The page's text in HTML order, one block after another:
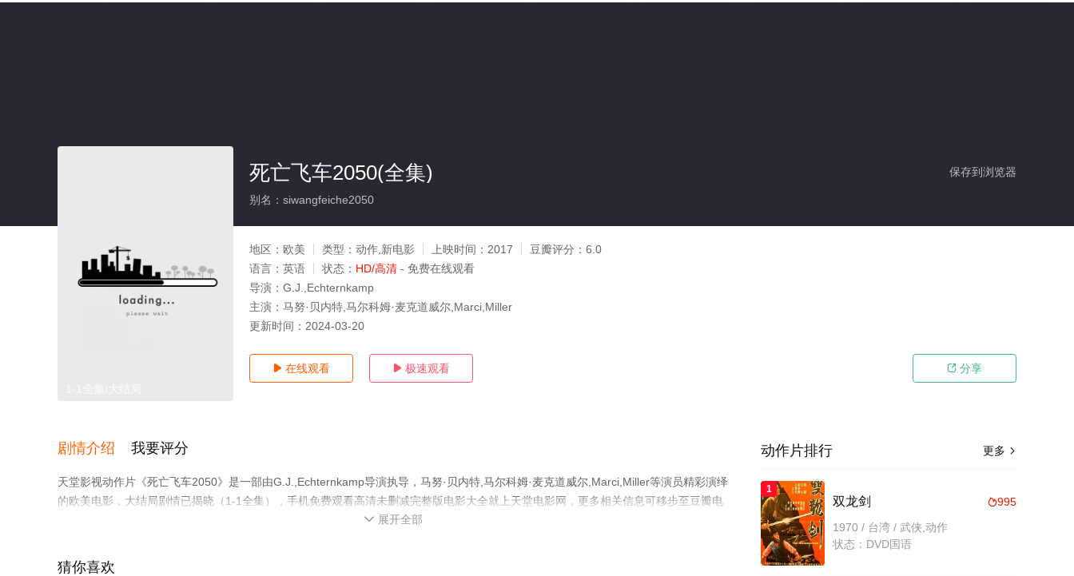
保存到浏览器
死亡飞车2050(全集)
别名：siwangfeiche2050
地区： 欧美 类型： 动作,新电影 上映时间： 2017 豆瓣评分： 6.0
语言： 英语 状态： HD/高清 - 免费在线观看
导演： G.J.,Echternkamp
主演： 马努·贝内特,马尔科姆·麦克道威尔,Marci,Miller
更新时间： 2024-03-20
 在线观看  极速观看  分享
剧情介绍 我要评分
天堂影视动作片《死亡飞车2050》是一部由G.J.,Echternkamp导演执导，马努·贝内特,马尔科姆·麦克道威尔,Marci,Miller等演员精彩演绎
的欧美电影，大结局剧情已揭晓（1-1全集），手机免费观看高清未删减完整版电影大全就上天堂电影网，更多相关信息可移步至豆瓣电
 展开全部
猜你喜欢
更多 
动作片排行
1
995
双龙剑
1970 / 台湾 / 武侠,动作
状态：DVD国语